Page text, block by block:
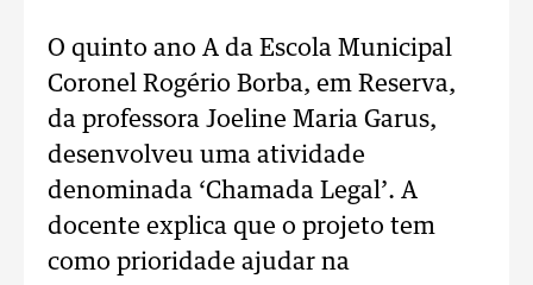
O quinto ano A da Escola Municipal
Coronel Rogério Borba, em Reserva,
da professora Joeline Maria Garus,
desenvolveu uma atividade
denominada ‘Chamada Legal’. A
docente explica que o projeto tem
como prioridade ajudar na